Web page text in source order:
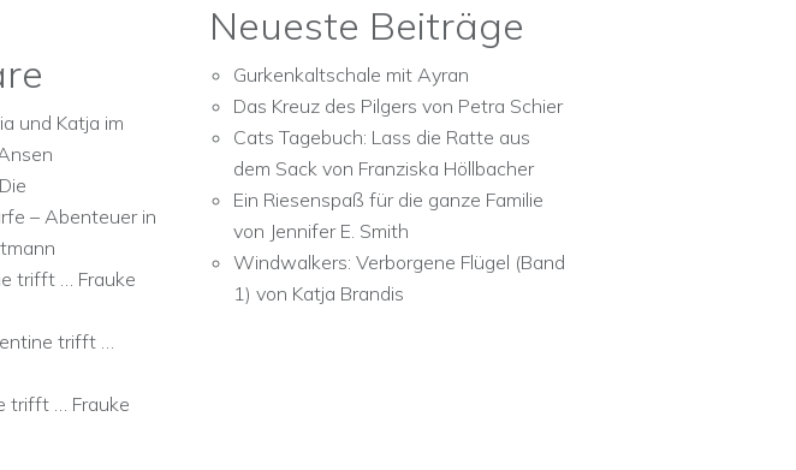
und Katja im
Die
– Abenteuer in
trifft … Frauke
trifft …
trifft … Frauke
Neueste Beiträge
Gurkenkaltschale mit Ayran
Das Kreuz des Pilgers von Petra Schier
Cats Tagebuch: Lass die Ratte aus
dem Sack von Franziska Höllbacher
Ein Riesenspaß für die ganze Familie
von Jennifer E. Smith
Windwalkers: Verborgene Flügel (Band
1) von Katja Brandis